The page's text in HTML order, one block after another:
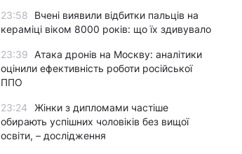
23:58
Вчені виявили відбитки пальців на
кераміці віком 8000 років: що їх здивувало
23:39
Атака дронів на Москву: аналітики
оцінили ефективність роботи російської
ППО
23:24
Жінки з дипломами частіше
обирають успішних чоловіків без вищої
освіти, – дослідження